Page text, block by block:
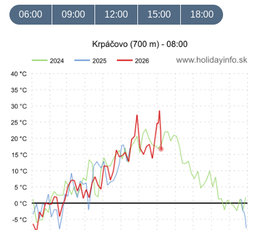
06:00 09:00 12:00 15:00 18:00